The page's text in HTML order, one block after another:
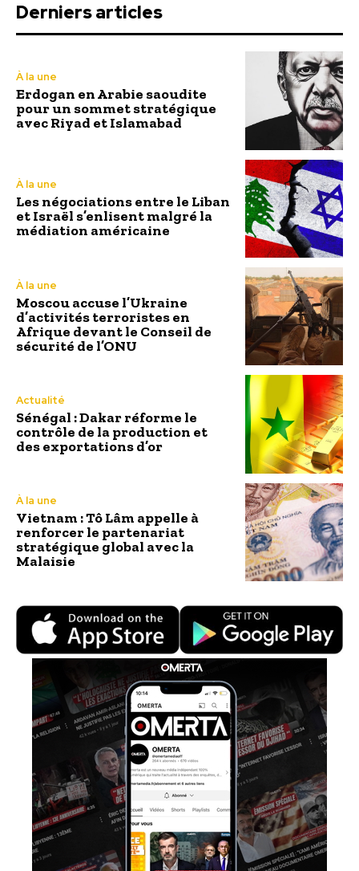
Derniers articles
À la une
Erdogan en Arabie saoudite
pour un sommet stratégique
avec Riyad et Islamabad
À la une
Les négociations entre le Liban
et Israël s’enlisent malgré la
médiation américaine
À la une
Moscou accuse l’Ukraine
d’activités terroristes en
Afrique devant le Conseil de
sécurité de l’ONU
Actualité
Sénégal : Dakar réforme le
contrôle de la production et
des exportations d’or
À la une
Vietnam : Tô Lâm appelle à
renforcer le partenariat
stratégique global avec la
Malaisie